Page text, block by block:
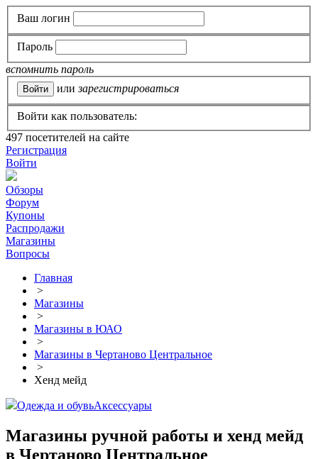
Ваш логин
Пароль
вспомнить пароль
или зарегистрироваться
Войти как пользователь:
497 посетителей на сайте
Регистрация
Войти
Обзоры
Форум
Купоны
Распродажи
Магазины
Вопросы
Главная
>
Магазины
>
Магазины в ЮАО
>
Магазины в Чертаново Центральное
>
Хенд мейд
Одежда и обувьАксессуары
Магазины ручной работы и хенд мейд
в Чертаново Центральное